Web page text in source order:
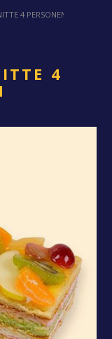
4 PERSONEN
4